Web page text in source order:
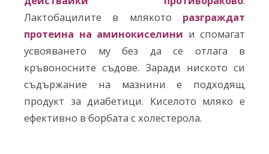
Лактобацилите в млякото разграждат
протеина на аминокиселини и спомагат
усвояването му без да се отлага в
кръвоносните съдове. Заради ниското си
съдържание на мазнини е подходящ
продукт за диабетици. Киселото мляко е
ефективно в борбата с холестерола.